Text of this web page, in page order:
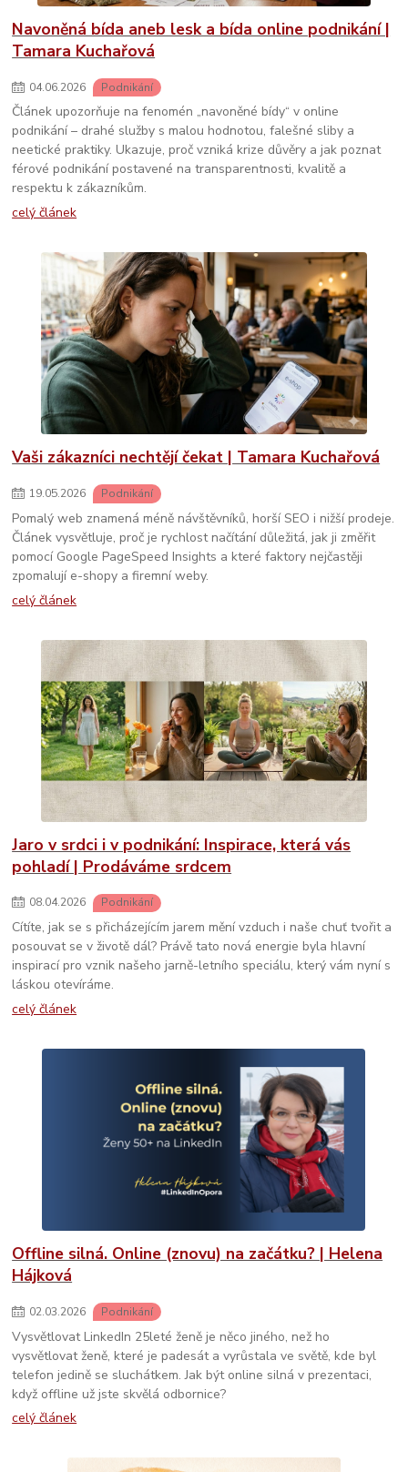
Navoněná bída aneb lesk a bída online podnikání |
Tamara Kuchařová
04.06.2026 Podnikání
Článek upozorňuje na fenomén „navoněné bídy“ v online
podnikání – drahé služby s malou hodnotou, falešné sliby a
neetické praktiky. Ukazuje, proč vzniká krize důvěry a jak poznat
férové podnikání postavené na transparentnosti, kvalitě a
respektu k zákazníkům.
celý článek
Vaši zákazníci nechtějí čekat | Tamara Kuchařová
19.05.2026 Podnikání
Pomalý web znamená méně návštěvníků, horší SEO i nižší prodeje.
Článek vysvětluje, proč je rychlost načítání důležitá, jak ji změřit
pomocí Google PageSpeed Insights a které faktory nejčastěji
zpomalují e-shopy a firemní weby.
celý článek
Jaro v srdci i v podnikání: Inspirace, která vás
pohladí | Prodáváme srdcem
08.04.2026 Podnikání
Cítíte, jak se s přicházejícím jarem mění vzduch i naše chuť tvořit a
posouvat se v životě dál? Právě tato nová energie byla hlavní
inspirací pro vznik našeho jarně-letního speciálu, který vám nyní s
láskou otevíráme.
celý článek
Offline silná. Online (znovu) na začátku? | Helena
Hájková
02.03.2026 Podnikání
Vysvětlovat LinkedIn 25leté ženě je něco jiného, než ho
vysvětlovat ženě, které je padesát a vyrůstala ve světě, kde byl
telefon jedině se sluchátkem. Jak být online silná v prezentaci,
když offline už jste skvělá odbornice?
celý článek